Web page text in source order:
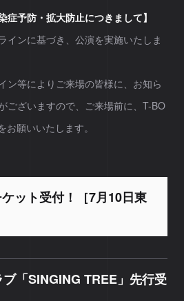
症予防・拡大防止につきまして】
インに基づき、公演を実施いたしま
ン等によりご来場の皆様に、お知ら
ございますので、ご来場前に、T-BO
お願いいたします。
ット受付！［7月10日東
「SINGING TREE」先行受